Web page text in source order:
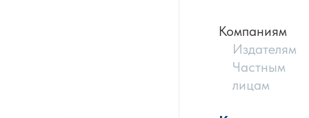
Компаниям
Издателям
Частным
лицам